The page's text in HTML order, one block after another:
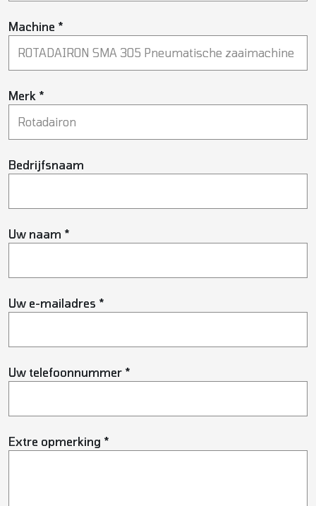
Machine *
Merk *
Bedrijfsnaam
Uw naam *
Uw e-mailadres *
Uw telefoonnummer *
Extre opmerking *